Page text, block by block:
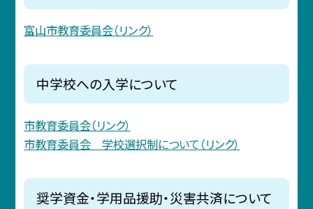
富山市教育委員会（リンク）
中学校への入学について
市教育委員会（リンク）
市教育委員会 学校選択制について（リンク）
奨学資金・学用品援助・災害共済について